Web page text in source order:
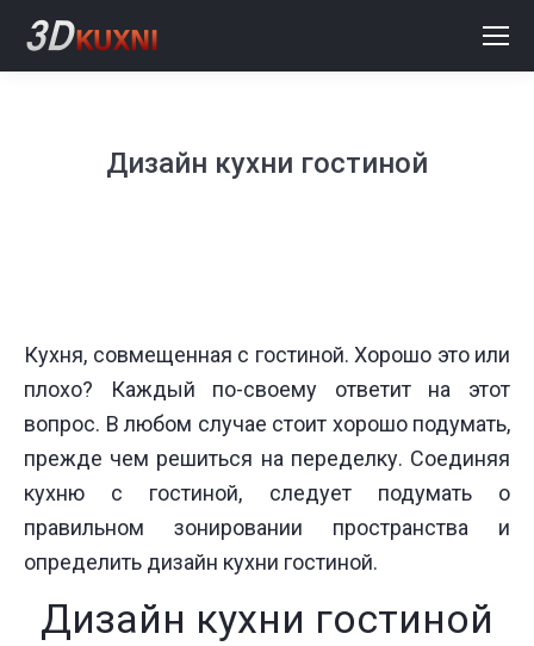
Дизайн кухни гостиной
Кухня, совмещенная с гостиной. Хорошо это или
плохо? Каждый по-своему ответит на этот
вопрос. В любом случае стоит хорошо подумать,
прежде чем решиться на переделку. Соединяя
кухню с гостиной, следует подумать о
правильном зонировании пространства и
определить дизайн кухни гостиной.
Дизайн кухни гостиной